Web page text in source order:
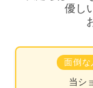
優し
面倒な
当シ